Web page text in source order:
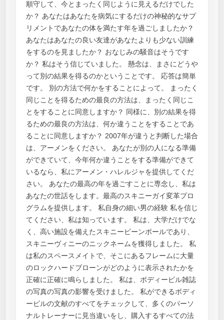
順守して、今とまったく同じように見えるだけでした
か？ あなたはあなたを病気にするだけの神秘的なサプ
リメントであなたの体を満たす年を過ごしましたか？
あなたはあなたの良い友達があなたよりも少ない訓練
をするのを見ましたか？ おなじみの騒音はそうです
か？ 私はそう信じていました。 懸念は、まさにどうや
って別の結果を得るのかということです。 応答は簡単
です。 別の方法で何かをすることによって。 まったく
同じことを得るための最良の方法は、まったく同じこ
とをすることに同意しますか？ 同様に、別の結果を得
るための最良の方法は、何か違うことをすることであ
ることに同意しますか？ 2007年が違うと判断した場合
は、アーメンをください。 あなたが別の人になる準備
ができていて、今年何か違うことをする準備ができて
いるなら、私にアーメン・ハレルジャを提供してくだ
さい。 あなたの最高の年を過ごすことに専念し、私は
あなたの世話をします。最高のスキニーガイ変革プロ
グラムを提供します。 私自身の細い男の経験 私を信じ
てください、私は知っています。 私は、大学だけでな
く、高い施設を備えたスキニービーンポールであり、
スキニーヴィニーのニックネームを獲得しました。 私
は私のスペースメイトで、そこにあるフレームに大量
のロックハードブローンがどのように表示されたかを
正確に正確に鳴らしました。 私は、ボディービル雑誌
の写真の写真の影響を受けました。 私ができるボディ
ービルの文献のすべてをチェックして、多くのパーソ
ナルトレーナーに見当違いをし、購入するすべての法